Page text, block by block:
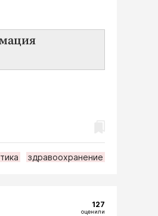
здравоохранение
127
оценили